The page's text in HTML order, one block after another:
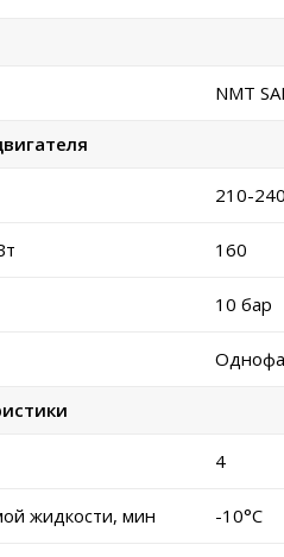
NMT
210-
160
10 бар
4
жидкости, мин -10°C